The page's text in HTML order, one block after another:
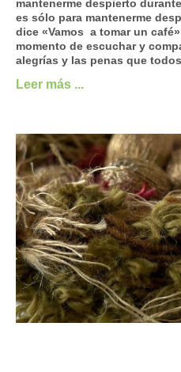
mantenerme despierto
es sólo para mantenerme
dice «Vamos a tomar un
momento de escuchar y
alegrías y las penas que
Leer más ...